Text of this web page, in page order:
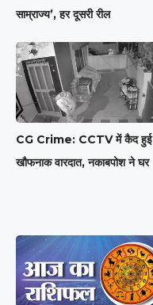
साम्राज्य’, हर दूसरी रील
CG Crime: CCTV में कैद हुई
खौफनाक वारदात, नकाबपोश ने घर